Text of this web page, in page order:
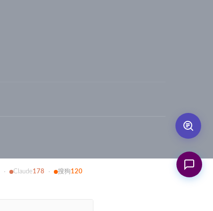
· Claude178 · 搜狗120